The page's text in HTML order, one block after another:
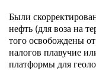
Были
нефть (для воза на
того освобождены
налогов плавучие
платформы для